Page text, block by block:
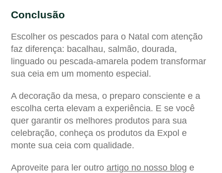
Conclusão
Escolher os pescados para o Natal com atenção
faz diferença: bacalhau, salmão, dourada,
linguado ou pescada-amarela podem transformar
sua ceia em um momento especial.
A decoração da mesa, o preparo consciente e a
escolha certa elevam a experiência. E se você
quer garantir os melhores produtos para sua
celebração, conheça os produtos da Expol e
monte sua ceia com qualidade.
Aproveite para ler outro artigo no nosso blog e